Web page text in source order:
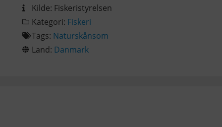
Kilde: Fiskeristyrelsen
Kategori: Fiskeri
Tags: Naturskånsom
Land: Danmark